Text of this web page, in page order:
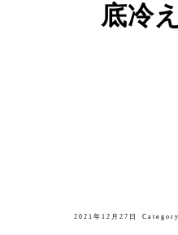
底冷
2021年12月27日